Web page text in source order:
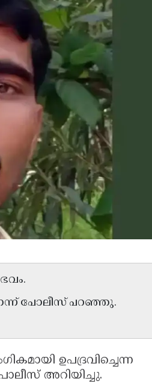
പോലീസ് പറഞ്ഞു.
ഉപദ്രവിച്ചെന്ന
അറിയിച്ചു.